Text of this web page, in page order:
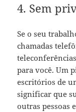
4. Sem
Se o seu
chamadas
para você. Um
escritórios de
significar que
outras pessoas